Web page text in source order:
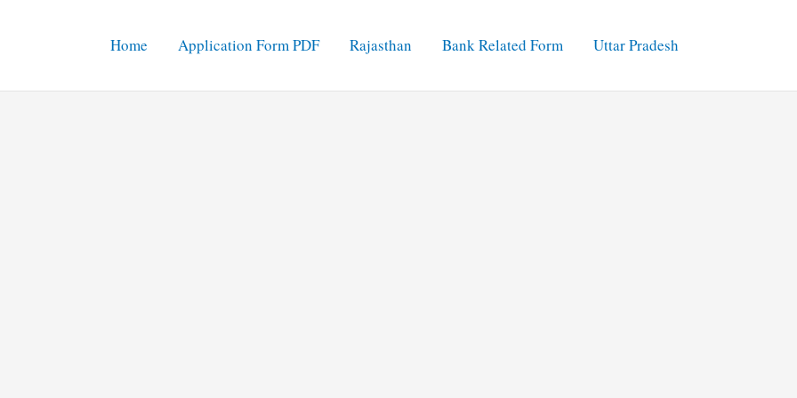
Home Application Form PDF Rajasthan Bank Related Form Uttar Pradesh